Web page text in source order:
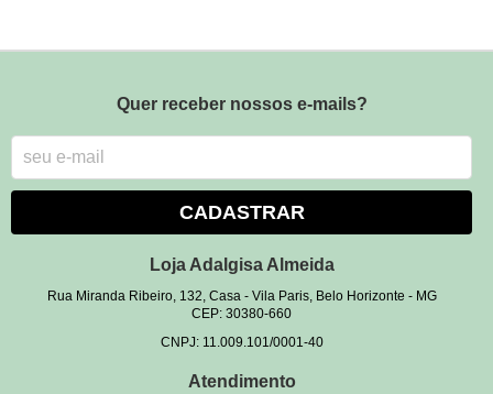
Quer receber nossos e-mails?
CADASTRAR
Loja Adalgisa Almeida
Rua Miranda Ribeiro, 132, Casa- Vila Paris, Belo Horizonte - MG
CEP: 30380-660
CNPJ: 11.009.101/0001-40
Atendimento